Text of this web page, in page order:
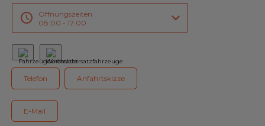
Angebote
Unser Sortiment EUROREPAR
Kundenservice
Öffnungszeiten
08:00 - 17:00
Telefon Anfahrtskizze
E-Mail